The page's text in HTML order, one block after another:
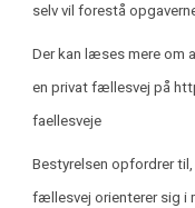
selv vil forestå
Der kan læses mere om
en privat fællesvej på
faellesveje
Bestyrelsen opfordrer
fællesvej orienterer sig i